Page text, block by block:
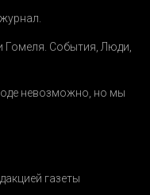
Гомеля. События Люди
невозможно, но мы
газеты